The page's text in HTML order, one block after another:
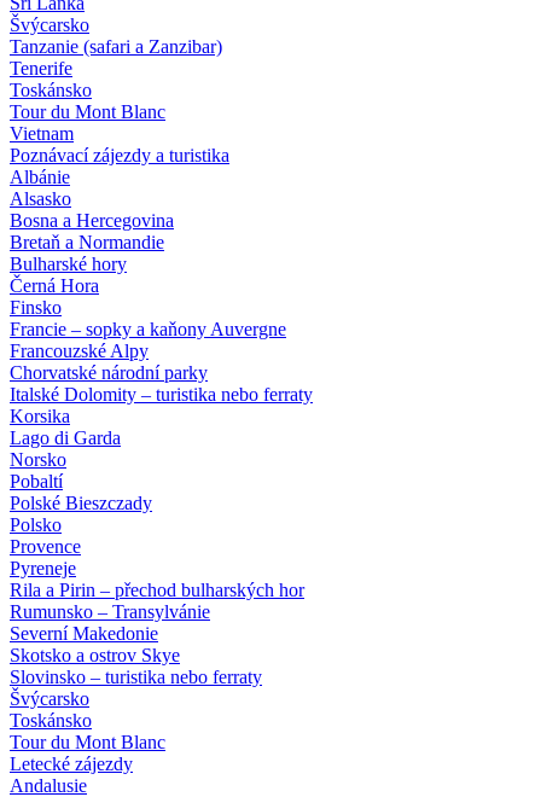
Švýcarsko
Tanzanie (safari a Zanzibar)
Tenerife
Toskánsko
Tour du Mont Blanc
Vietnam
Poznávací zájezdy a turistika
Albánie
Alsasko
Bosna a Hercegovina
Bretaň a Normandie
Bulharské hory
Černá Hora
Finsko
Francie – sopky a kaňony Auvergne
Francouzské Alpy
Chorvatské národní parky
Italské Dolomity – turistika nebo ferraty
Korsika
Lago di Garda
Norsko
Pobaltí
Polské Bieszczady
Polsko
Provence
Pyreneje
Rila a Pirin – přechod bulharských hor
Rumunsko – Transylvánie
Severní Makedonie
Skotsko a ostrov Skye
Slovinsko – turistika nebo ferraty
Švýcarsko
Toskánsko
Tour du Mont Blanc
Letecké zájezdy
Andalusie